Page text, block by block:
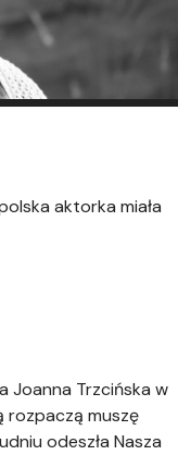
aktorka miała
Joanna Trzcińska w
rozpaczą muszę
odeszła Nasza